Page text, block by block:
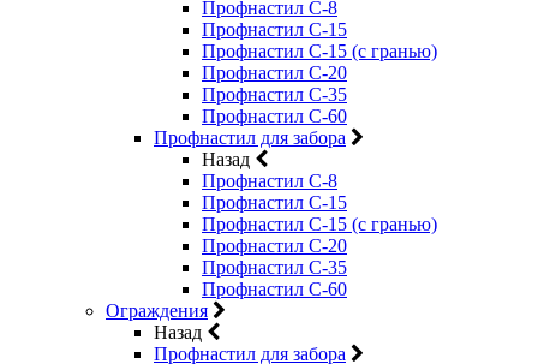
Профнастил С-8
Профнастил С-15
Профнастил С-15 (с гранью)
Профнастил С-20
Профнастил С-35
Профнастил С-60
Профнастил для забора
Назад
Профнастил С-8
Профнастил С-15
Профнастил С-15 (с гранью)
Профнастил С-20
Профнастил С-35
Профнастил С-60
Ограждения
Назад
Профнастил для забора